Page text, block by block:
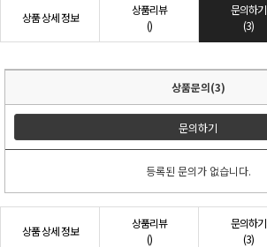
상품 상세 정보
상품리뷰
()
문의하기
(3)
상품문의(3)
문의하기
등록된 문의가 없습니다.
상품 상세 정보
상품리뷰
()
문의하기
(3)